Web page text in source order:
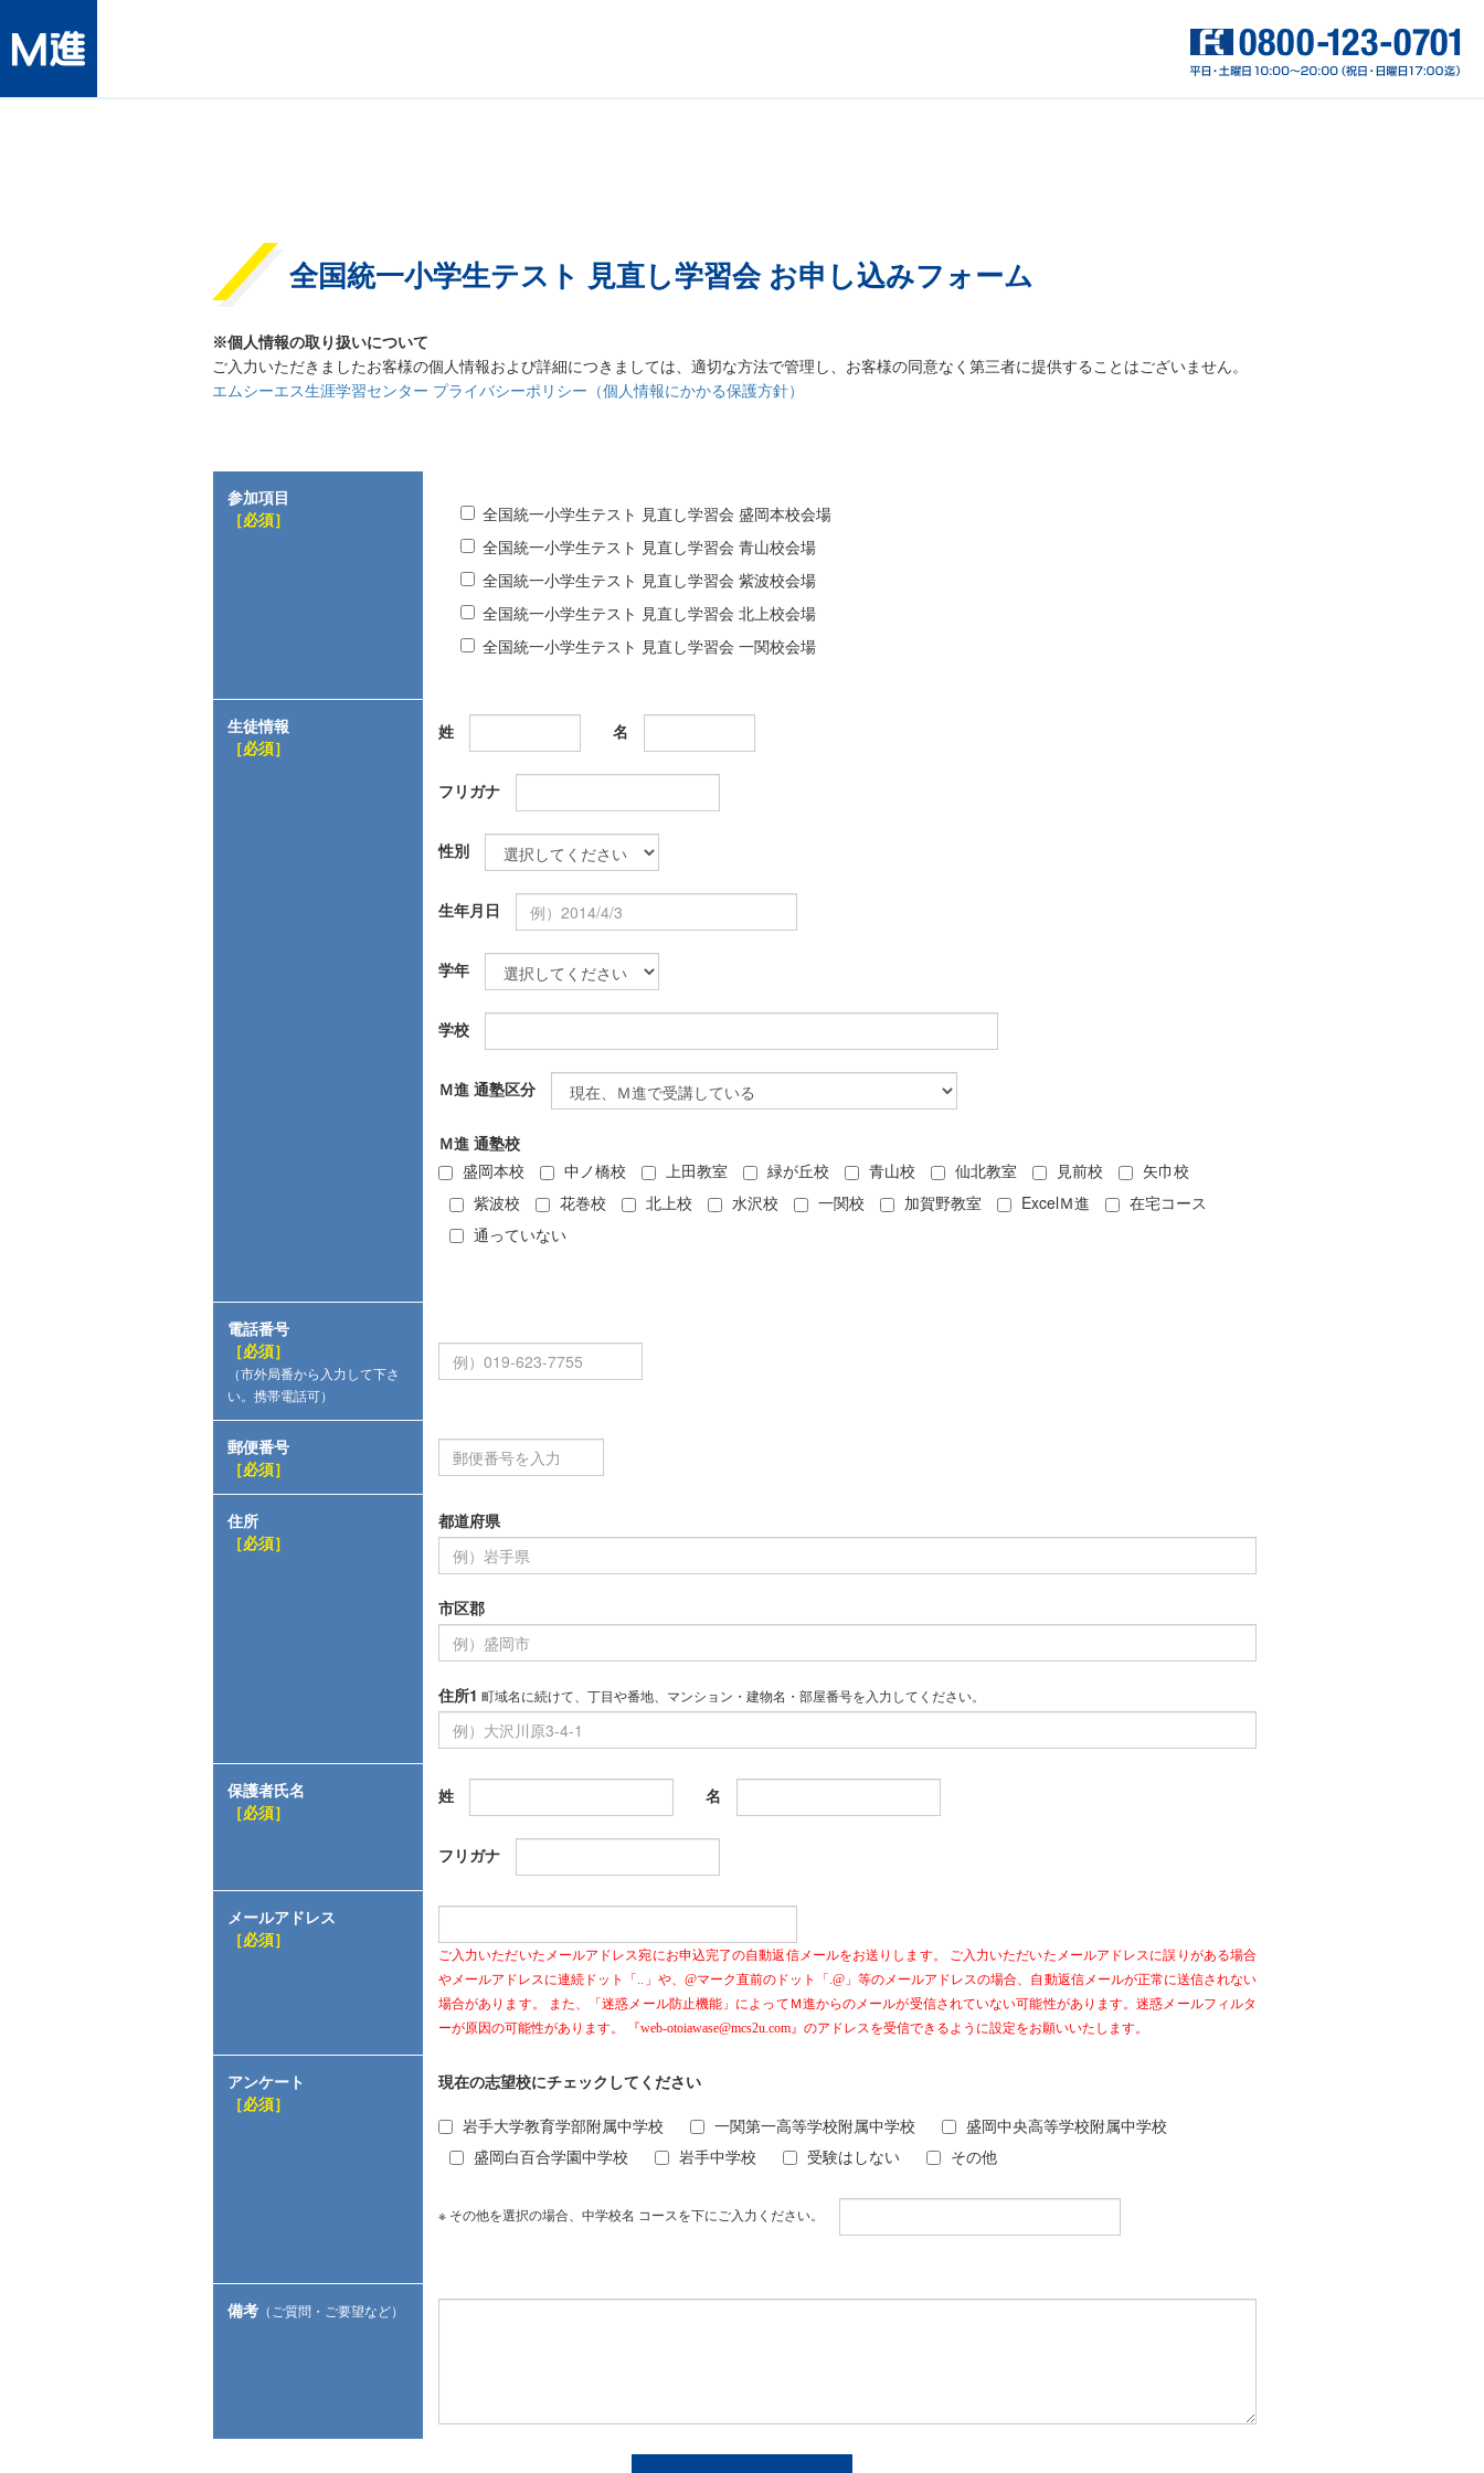
全国統一小学生テスト 見直し学習会 お申し込みフォーム
※個人情報の取り扱いについて
ご入力いただきましたお客様の個人情報および詳細につきましては、適切な方法で管理し、お客様の同意なく第三者に提供することはございません。
エムシーエス生涯学習センター プライバシーポリシー（個人情報にかかる保護方針）
参加項目
［必須］
全国統一小学生テスト 見直し学習会 盛岡本校会場
全国統一小学生テスト 見直し学習会 青山校会場
全国統一小学生テスト 見直し学習会 紫波校会場
全国統一小学生テスト 見直し学習会 北上校会場
全国統一小学生テスト 見直し学習会 一関校会場
生徒情報
［必須］
姓 名
フリガナ
性別
生年月日
学年
学校
Ｍ進 通塾区分
Ｍ進 通塾校
盛岡本校
中ノ橋校 上田教室 緑が丘校 青山校 仙北教室 見前校
矢巾校
紫波校
花巻校 北上校 水沢校 一関校 加賀野教室 ExcelＭ進
在宅コース
通っていない
電話番号
［必須］
（市外局番から入力して下さ
い。携帯電話可）
郵便番号
［必須］
住所
［必須］
都道府県
市区郡
住所1 町域名に続けて、丁目や番地、マンション・建物名・部屋番号を入力してください。
保護者氏名
［必須］
姓 名
フリガナ
メールアドレス
［必須］
ご入力いただいたメールアドレス宛にお申込完了の自動返信メールをお送りします。 ご入力いただいたメールアドレスに誤りがある場合
やメールアドレスに連続ドット「..」や、@マーク直前のドット「.@」等のメールアドレスの場合、自動返信メールが正常に送信されない
場合があります。 また、「迷惑メール防止機能」によってＭ進からのメールが受信されていない可能性があります。迷惑メールフィルタ
ーが原因の可能性があります。 『web-otoiawase@mcs2u.com』のアドレスを受信できるように設定をお願いいたします。
アンケート
［必須］
現在の志望校にチェックしてください
岩手大学教育学部附属中学校
一関第一高等学校附属中学校
盛岡中央高等学校附属中学校
盛岡白百合学園中学校
岩手中学校 受験はしない その他
※ その他を選択の場合、中学校名 コースを下にご入力ください。
備考 （ご質問・ご要望など）